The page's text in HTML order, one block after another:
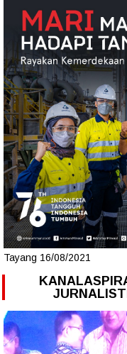
Tayang 16/08/2021